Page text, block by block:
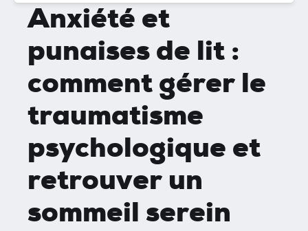
Anxiété et
punaises de lit :
comment gérer le
traumatisme
psychologique et
retrouver un
sommeil serein